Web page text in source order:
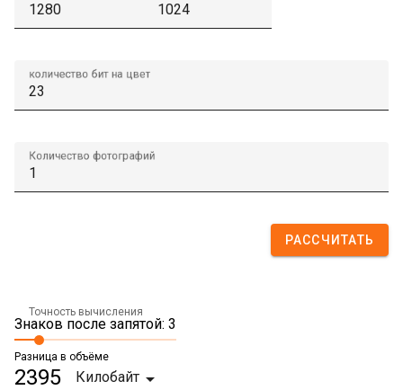
количество бит на цвет
Количество фотографий
РАССЧИТАТЬ
Точность вычисления
Знаков после запятой: 3
Разница в объёме
2395 Килобайт 